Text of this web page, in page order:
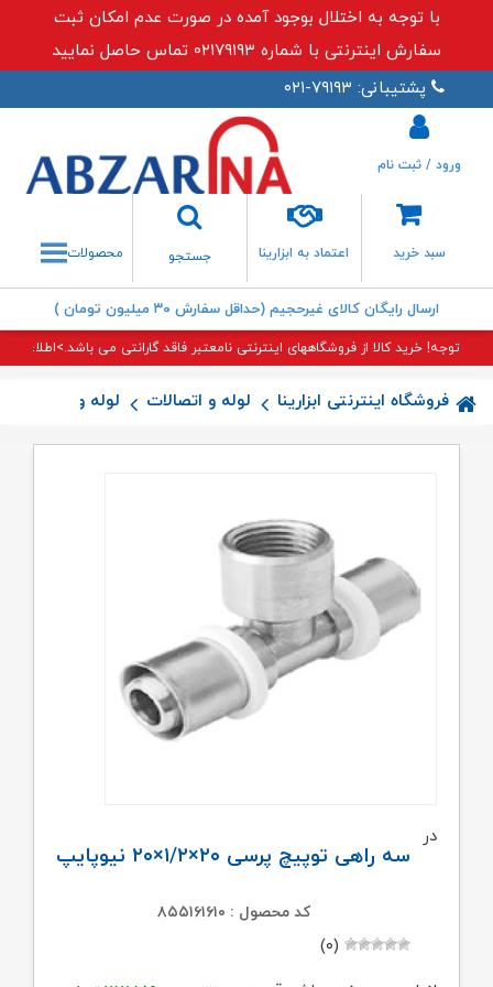
با توجه به اختلال بوجود آمده در صورت عدم امکان ثبت
سفارش اینترنتی با شماره ۰۲۱۷۹۱۹۳ تماس حاصل نمایید
پشتیبانی: ۷۹۱۹۳-۰۲۱
سبد خرید اعتماد به ابزارینا
جستجو
جستجو
ورود / ثبت نام
محصولات
ارسال رایگان کالای غیرحجیم (حداقل سفارش ۳۰ میلیون تومان )
توجه! خرید کالا از فروشگاههای اینترنتی نامعتبر فاقد گارانتی می باشد.>اطلاعات
فروشگاه اینترنتی ابزارینا لوله و اتصالات لوله و اتصالات
سه راهی توپیچ پرسی ۲۰×۱/۲×۲۰ نیوپایپ
کد محصول : ۸۵۵۱۶۱۶۱۰
(۰)
در